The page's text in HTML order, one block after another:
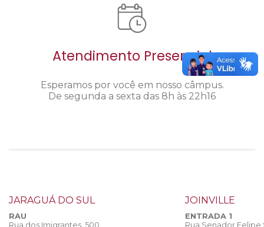
Atendimento Presencial
Esperamos por você em nosso câmpus.
De segunda a sexta das 8h às 22h16
JARAGUÁ DO SUL
RAU
Rua dos Imigrantes, 500
JOINVILLE
ENTRADA 1
Rua Senador